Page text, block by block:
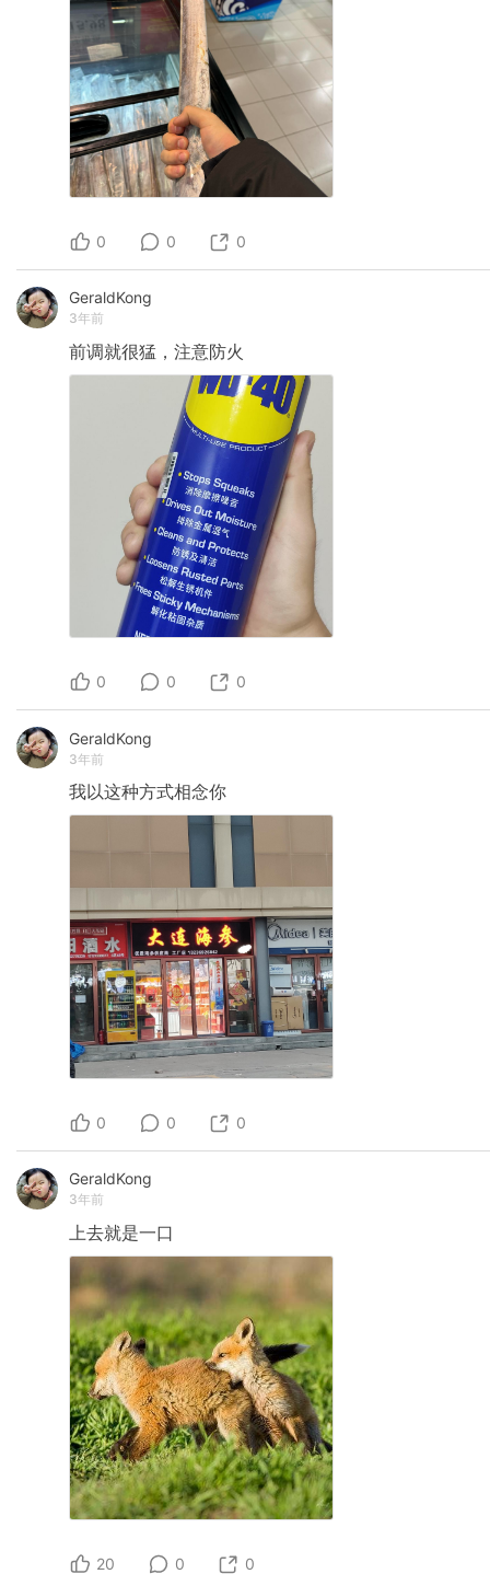
0 0 0
GeraldKong
3年前
前调就很猛，注意防火
0 0 0
GeraldKong
3年前
我以这种方式相念你
0 0 0
GeraldKong
3年前
上去就是一口
20 0 0